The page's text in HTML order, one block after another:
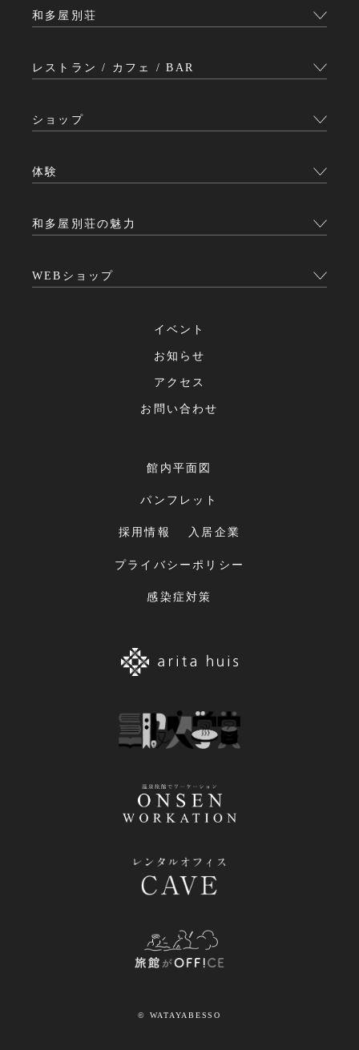
和多屋別荘
レストラン / カフェ / BAR
ショップ
体験
和多屋別荘の魅力
WEBショップ
イベント
お知らせ
アクセス
お問い合わせ
館内平面図
パンフレット
採用情報 入居企業
プライバシーポリシー
感染症対策
© WATAYABESSO